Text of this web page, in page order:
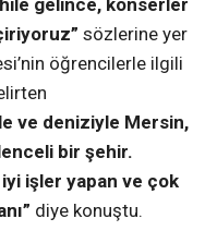
sözlerine yer
öğrencilerle ilgili
ve deniziyle Mersin,
bir şehir.
işler yapan ve çok
diye konuştu.